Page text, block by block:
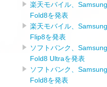
楽天モバイル、
Fold8を発表
楽天モバイル、
Flip8を発表
ソフトバンク、
Fold8 Ultraを発表
ソフトバンク、
Fold8を発表